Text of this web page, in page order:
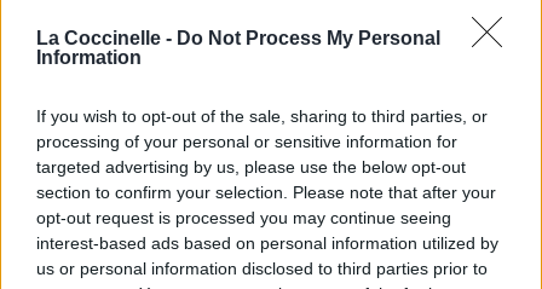
La Coccinelle - Do Not Process My Personal
Information
If you wish to opt-out of the sale, sharing to third parties, or
processing of your personal or sensitive information for
targeted advertising by us, please use the below opt-out
section to confirm your selection. Please note that after your
opt-out request is processed you may continue seeing
interest-based ads based on personal information utilized by
us or personal information disclosed to third parties prior to
Commentaires
Pour prolonger le plaisir musical :
Vous aimez chanter, apprenez la guitare chez
Télécharger légalement les MP3 sur
Télécharger légalement les MP3 ou trouver le CD sur